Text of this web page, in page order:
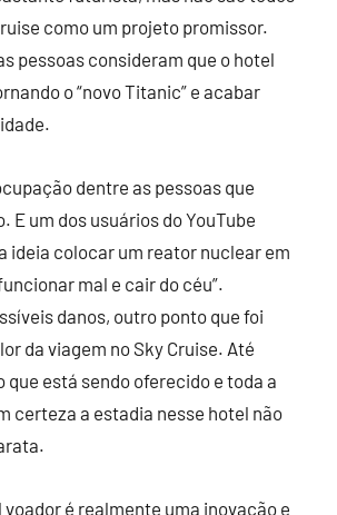
como um projeto promissor.
pessoas consideram que o hotel
o “novo Titanic” e acabar
dentre as pessoas que
E um dos usuários do YouTube
ideia colocar um reator nuclear em
mal e cair do céu”.
danos, outro ponto que foi
da viagem no Sky Cruise. Até
que está sendo oferecido e toda a
certeza a estadia nesse hotel não
voador é realmente uma inovação e